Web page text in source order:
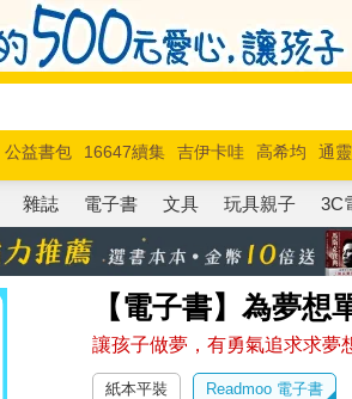
公益書包 16647續集 吉伊卡哇 高希均
通
馬斯克 玩具總動員5 超慢跑
雜誌 電子書 文具 玩具親子 3C
【電子書】為夢想
讓孩子做夢，有勇氣追求求夢
紙本平裝 Readmoo 電子書